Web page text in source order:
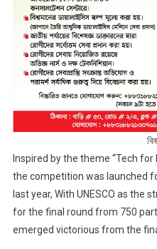
Inspired by the theme “Tech for
the competition was launched
last year, With UNESCO as the
for the final round from 750
emerged victorious from the